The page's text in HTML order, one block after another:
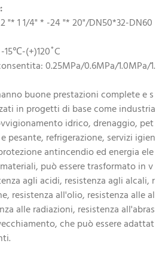
"* 1 1/4" * -24 "* 20"/DN50*32-DN60
15℃-(+)120˚C
0.25MPa/0.6MPa/1.0MPa/1.
buone prestazioni complete e s
in progetti di base come industria
idrico, drenaggio, pet
pesante, refrigerazione, servizi igien
antincendio ed energia ele
può essere trasformato in v
agli acidi, resistenza agli alcali, r
resistenza all'olio, resistenza alle al
alle radiazioni, resistenza all'abras
che può essere adattat